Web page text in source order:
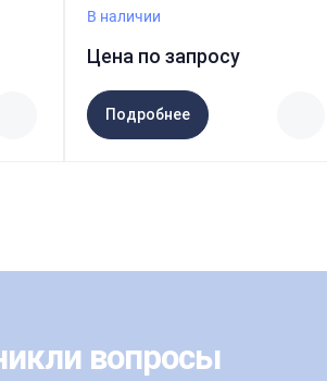
В наличии
Цена по запросу
Подробнее
вопросы